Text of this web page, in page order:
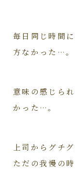
毎日同じ時間
方なかった…。
意味の感じら
かった…。
上司からグチ
ただの我慢の